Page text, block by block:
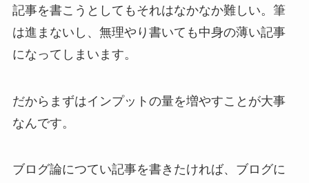
記事を書こうとしてもそれはなかなか難しい。筆
は進まないし、無理やり書いても中身の薄い記事
になってしまいます。
だからまずはインプットの量を増やすことが大事
なんです。
ブログ論につてい記事を書きたければ、ブログに